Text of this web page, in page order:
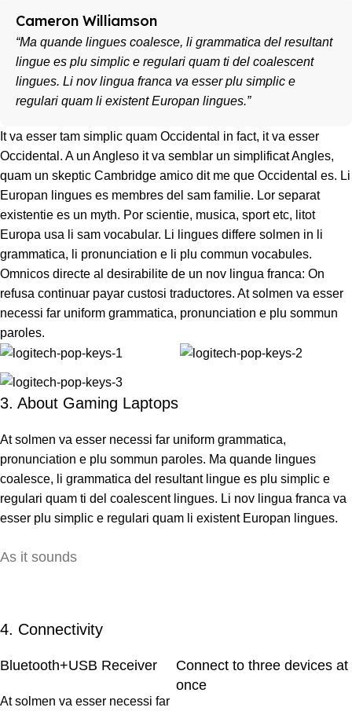
Cameron Williamson
“Ma quande lingues coalesce, li grammatica del resultant
lingue es plu simplic e regulari quam ti del coalescent
lingues. Li nov lingua franca va esser plu simplic e
regulari quam li existent Europan lingues.”
It va esser tam simplic quam Occidental in fact, it va esser
Occidental. A un Angleso it va semblar un simplificat Angles,
quam un skeptic Cambridge amico dit me que Occidental es. Li
Europan lingues es membres del sam familie. Lor separat
existentie es un myth. Por scientie, musica, sport etc, litot
Europa usa li sam vocabular. Li lingues differe solmen in li
grammatica, li pronunciation e li plu commun vocabules.
Omnicos directe al desirabilite de un nov lingua franca: On
refusa continuar payar custosi traductores. At solmen va esser
necessi far uniform grammatica, pronunciation e plu sommun
paroles.
3. About Gaming Laptops
At solmen va esser necessi far uniform grammatica,
pronunciation e plu sommun paroles. Ma quande lingues
coalesce, li grammatica del resultant lingue es plu simplic e
regulari quam ti del coalescent lingues. Li nov lingua franca va
esser plu simplic e regulari quam li existent Europan lingues.
As it sounds
4. Connectivity
Bluetooth+USB Receiver
At solmen va esser necessi far
Connect to three devices at
once